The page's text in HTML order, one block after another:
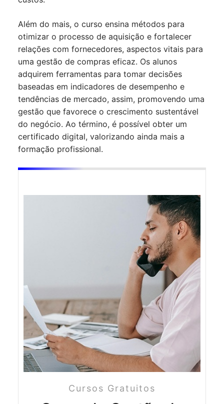
Além do mais, o curso ensina métodos para
otimizar o processo de aquisição e fortalecer
relações com fornecedores, aspectos vitais para
uma gestão de compras eficaz. Os alunos
adquirem ferramentas para tomar decisões
baseadas em indicadores de desempenho e
tendências de mercado, assim, promovendo uma
gestão que favorece o crescimento sustentável
do negócio. Ao término, é possível obter um
certificado digital, valorizando ainda mais a
formação profissional.
Cursos Gratuitos